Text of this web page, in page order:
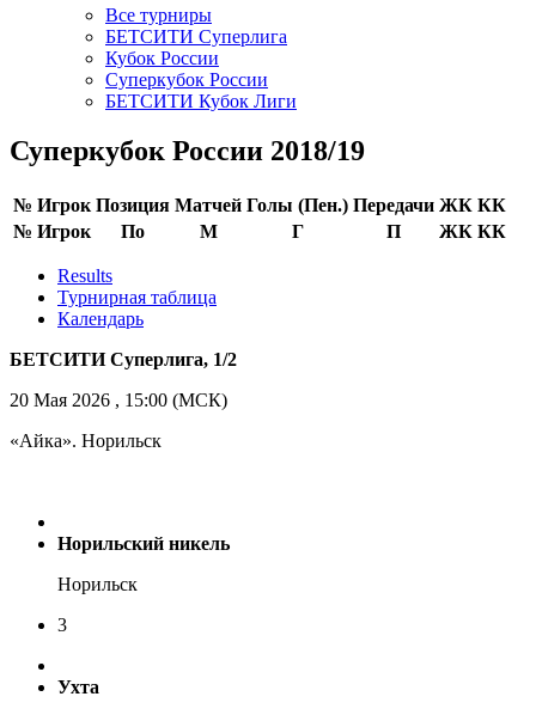
Все турниры
БЕТСИТИ Суперлига
Кубок России
Суперкубок России
БЕТСИТИ Кубок Лиги
Суперкубок России 2018/19
№ Игрок Позиция Матчей Голы (Пен.) Передачи ЖК КК
№ Игрок По M Г П ЖК КК
Results
Турнирная таблица
Календарь
БЕТСИТИ Суперлига, 1/2
20 Мая 2026 , 15:00 (МСК)
«Айка». Норильск
Норильский никель
Норильск
3
Ухта